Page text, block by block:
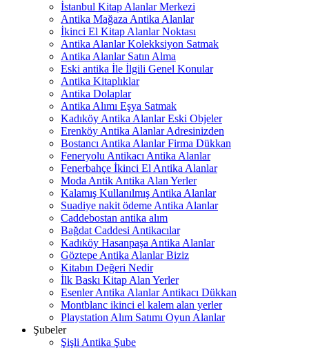
İstanbul Kitap Alanlar Merkezi
Antika Mağaza Antika Alanlar
İkinci El Kitap Alanlar Noktası
Antika Alanlar Kolekksiyon Satmak
Antika Alanlar Satın Alma
Eski antika İle İlgili Genel Konular
Antika Kitaplıklar
Antika Dolaplar
Antika Alımı Eşya Satmak
Kadıköy Antika Alanlar Eski Objeler
Erenköy Antika Alanlar Adresinizden
Bostancı Antika Alanlar Firma Dükkan
Feneryolu Antikacı Antika Alanlar
Fenerbahçe İkinci El Antika Alanlar
Moda Antik Antika Alan Yerler
Kalamış Kullanılmış Antika Alanlar
Suadiye nakit ödeme Antika Alanlar
Caddebostan antika alım
Bağdat Caddesi Antikacılar
Kadıköy Hasanpaşa Antika Alanlar
Göztepe Antika Alanlar Biziz
Kitabın Değeri Nedir
İlk Baskı Kitap Alan Yerler
Esenler Antika Alanlar Antikacı Dükkan
Montblanc ikinci el kalem alan yerler
Playstation Alım Satımı Oyun Alanlar
Şubeler
Şişli Antika Şube